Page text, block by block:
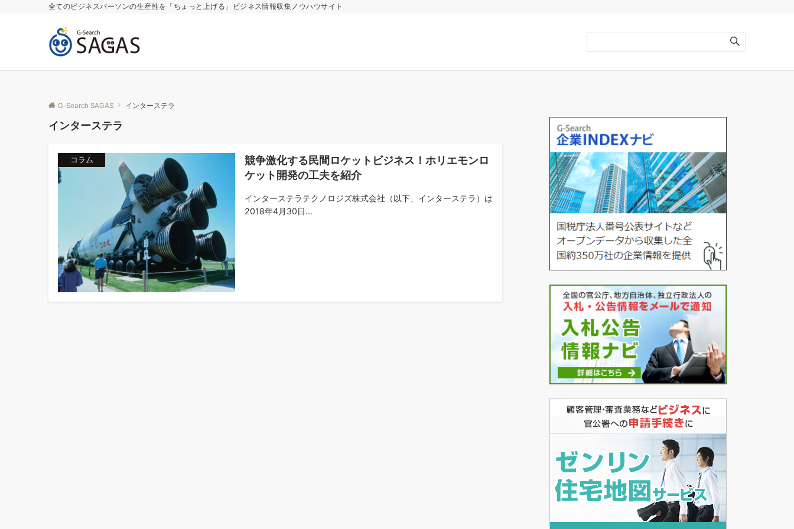
全てのビジネスパーソンの生産性を「ちょっと上げる」ビジネス情報収集ノウハウサイト
G-Search SAGAS インターステラ
インターステラ
コラム
競争激化する民間ロケットビジネス！ホリエモンロ
ケット開発の工夫を紹介
インターステラテクノロジズ株式会社（以下、インターステラ）は
2018年4月30日...